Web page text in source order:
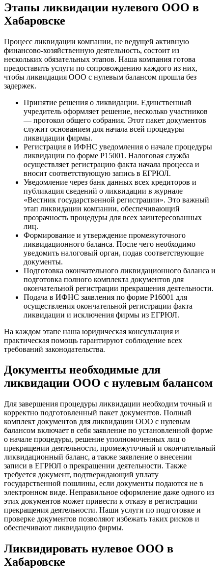
Этапы ликвидации нулевого ООО в
Хабаровске
Процесс ликвидации компании, не ведущей активную
финансово-хозяйственную деятельность, состоит из
нескольких обязательных этапов. Наша компания готова
предоставить услуги по сопровождению каждого из них,
чтобы ликвидация ООО с нулевым балансом прошла без
задержек.
Принятие решения о ликвидации. Единственный
учредитель оформляет решение, несколько участников
— протокол общего собрания. Этот пакет документов
служит основанием для начала всей процедуры
ликвидации фирмы.
Регистрация в ИФНС уведомления о начале процедуры
ликвидации по форме Р15001. Налоговая служба
осуществляет регистрацию факта начала процесса и
вносит соответствующую запись в ЕГРЮЛ.
Уведомление через банк данных всех кредиторов и
публикация сведений о ликвидации в журнале
«Вестник государственной регистрации». Это важный
этап ликвидации компании, обеспечивающий
прозрачность процедуры для всех заинтересованных
лиц.
Формирование и утверждение промежуточного
ликвидационного баланса. После чего необходимо
уведомить налоговый орган, подав соответствующие
документы.
Подготовка окончательного ликвидационного баланса и
подготовка полного комплекта документов для
окончательной регистрации прекращения деятельности.
Подача в ИФНС заявления по форме Р16001 для
осуществления окончательной регистрации факта
ликвидации и исключения фирмы из ЕГРЮЛ.
На каждом этапе наша юридическая консультация и
практическая помощь гарантируют соблюдение всех
требований законодательства.
Документы необходимые для
ликвидации ООО с нулевым балансом
Для завершения процедуры ликвидации необходим точный и
корректно подготовленный пакет документов. Полный
комплект документов для ликвидации ООО с нулевым
балансом включает в себя заявление по установленной форме
о начале процедуры, решение уполномоченных лиц о
прекращении деятельности, промежуточный и окончательный
ликвидационный баланс, а также заявление о внесении
записи в ЕГРЮЛ о прекращении деятельности. Также
требуется документ, подтверждающий уплату
государственной пошлины, если документы подаются не в
электронном виде. Неправильное оформление даже одного из
этих документов может привести к отказу в регистрации
прекращения деятельности. Наши услуги по подготовке и
проверке документов позволяют избежать таких рисков и
обеспечивают ликвидацию фирмы.
Ликвидировать нулевое ООО в
Хабаровске